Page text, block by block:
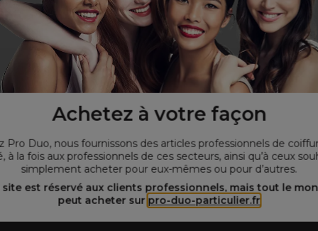
Achetez à votre façon
Pro Duo, nous fournissons des articles professionnels de
à la fois aux professionnels de ces secteurs, ainsi qu’à ceux
simplement acheter pour eux-mêmes ou pour d’autres.
site est réservé aux clients professionnels, mais tout le
peut acheter sur pro-duo-particulier.fr